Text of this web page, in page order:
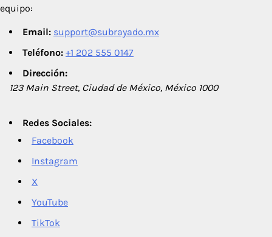
equipo:
Email: support@subrayado.mx
Teléfono: +1 202 555 0147
Dirección:
123 Main Street, Ciudad de México, México 1000
Redes Sociales:
Facebook
Instagram
X
YouTube
TikTok